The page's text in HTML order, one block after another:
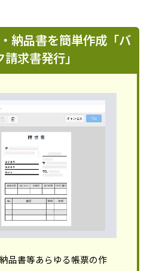
納品書を簡単作成「バ
求書発行」
品書等あらゆる帳票の作